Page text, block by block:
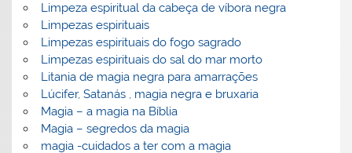
Limpeza espiritual da cabeça de víbora negra
Limpezas espirituais
Limpezas espirituais do fogo sagrado
Limpezas espirituais do sal do mar morto
Litania de magia negra para amarrações
Lúcifer, Satanás , magia negra e bruxaria
Magia – a magia na Bíblia
Magia – segredos da magia
magia -cuidados a ter com a magia